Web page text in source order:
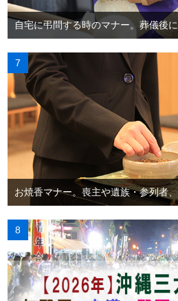
自宅に弔問する時のマナー。葬儀後
お焼香マナー。喪主や遺族・参列者